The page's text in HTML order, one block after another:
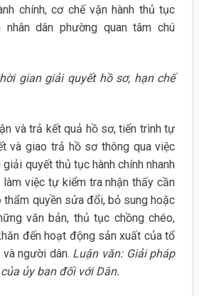
chính, cơ chế vận hành thủ tục
dân phường quan tâm chú
gian giải quyết hồ sơ, hạn chế
và trả kết quả hồ sơ, tiến trình tự
và giao trả hồ sơ thông qua việc
quyết thủ tục hành chính nhanh
làm việc tự kiểm tra nhận thấy cần
thẩm quyền sửa đổi, bỏ sung hoặc
văn bản, thủ tục chồng chéo,
đến hoạt động sản xuất của tổ
người dân. Luận văn: Giải pháp
ủy ban đối với Dân.